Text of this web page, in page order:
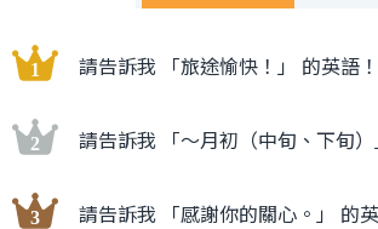
請告訴我 「旅途愉快！」 的英語！
請告訴我 「〜月初（中旬、下旬）
請告訴我 「感謝你的關心。」 的英